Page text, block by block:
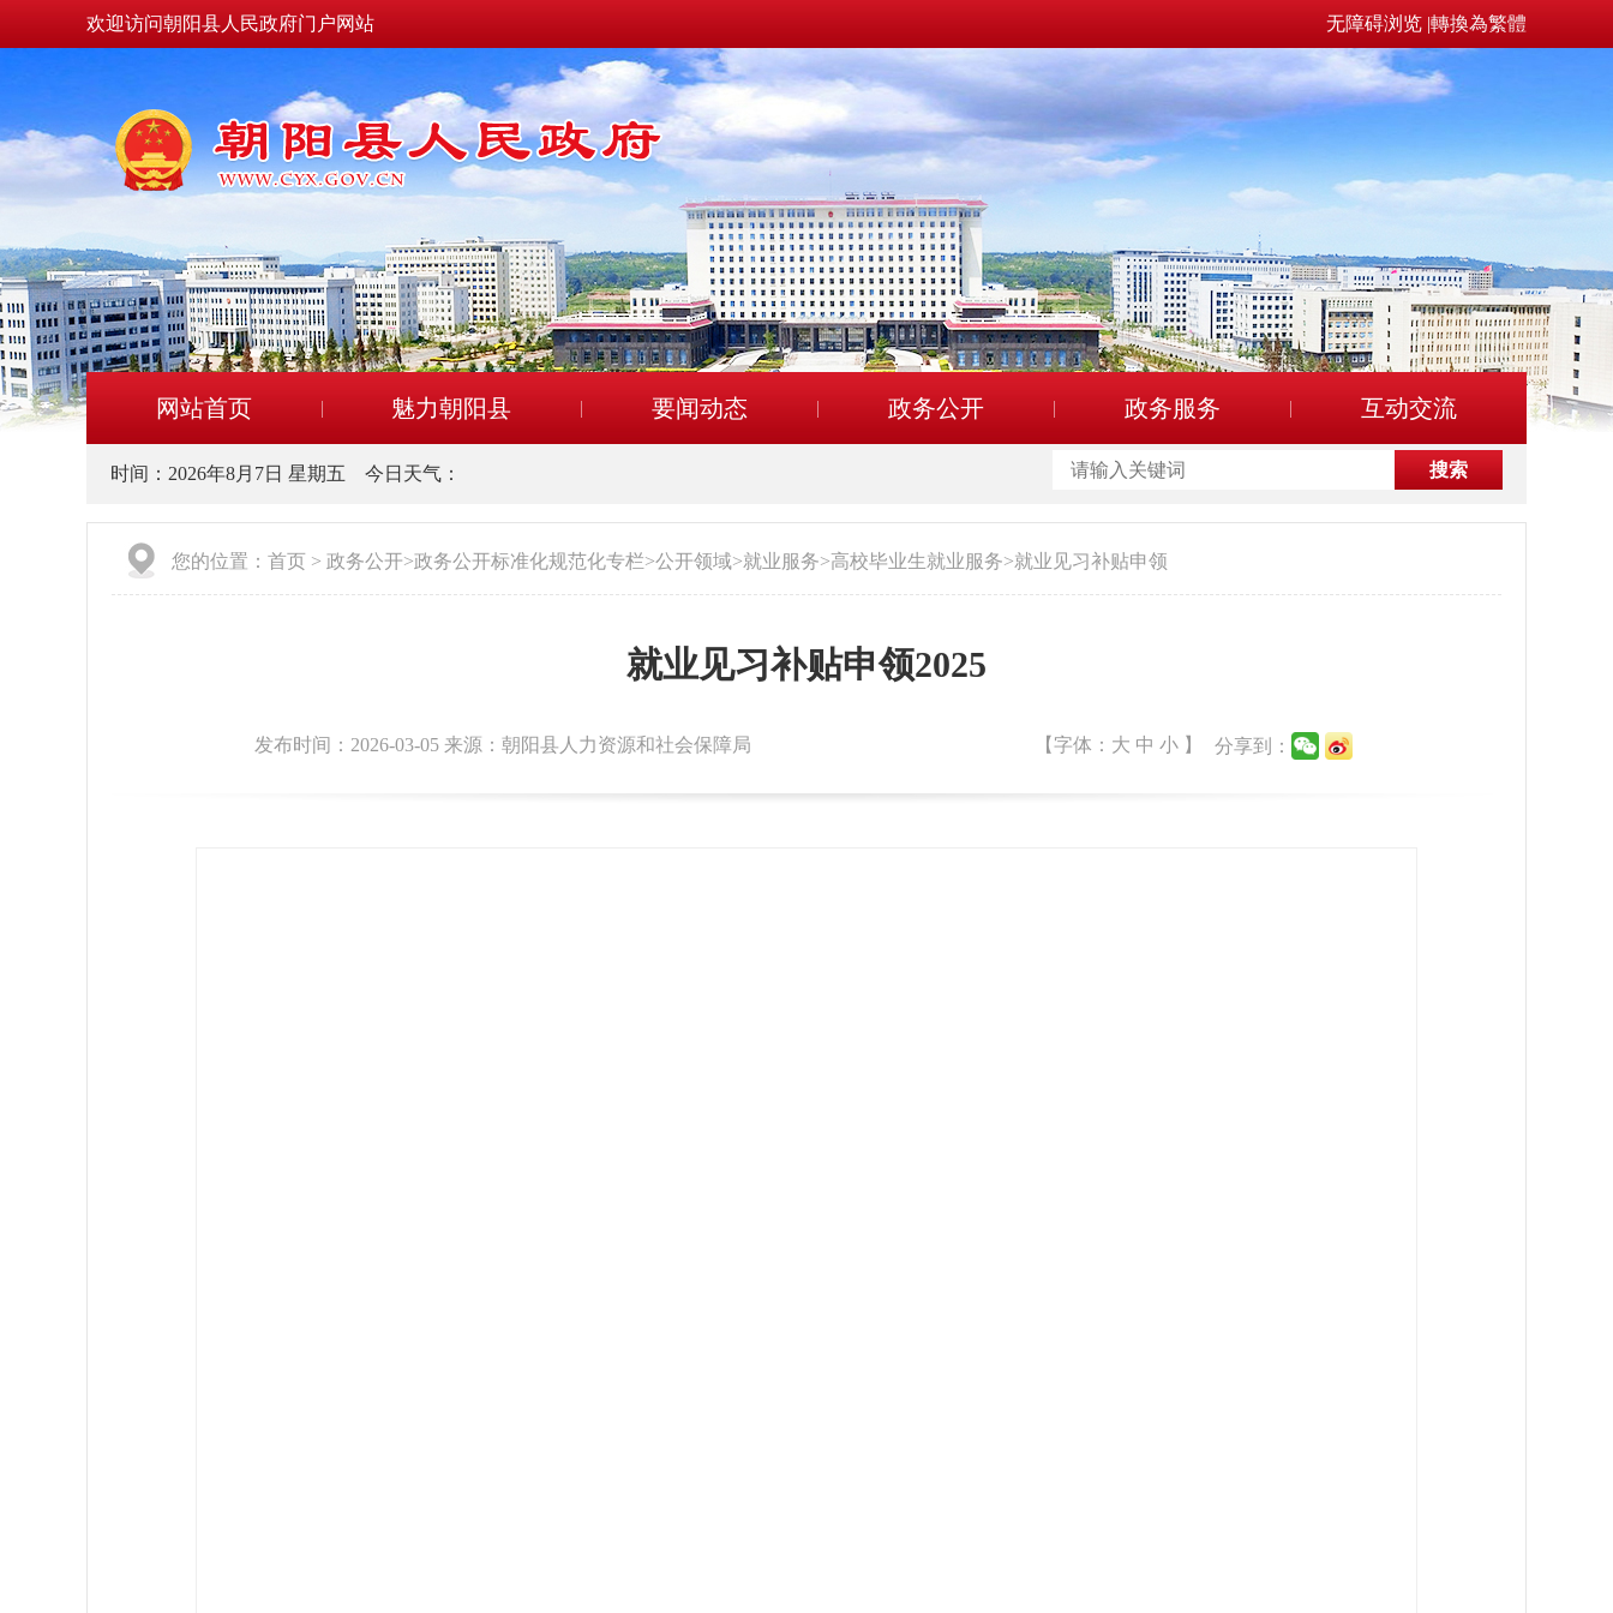
欢迎访问朝阳县人民政府门户网站 无障碍浏览 |轉換為繁體
网站首页 魅力朝阳县 要闻动态 政务公开 政务服务 互动交流
时间： 2026年8月7日 星期五 今日天气：
您的位置： 首页 > 政务公开>政务公开标准化规范化专栏>公开领域>就业服务>高校毕业生就业服务>就业见习补贴申领
就业见习补贴申领2025
发布时间：2026-03-05 来源：朝阳县人力资源和社会保障局 【字体： 大 中 小 】 分享到：